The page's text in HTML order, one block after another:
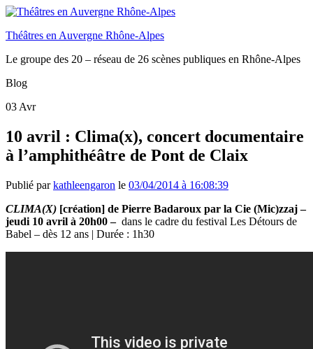
Théâtres en Auvergne Rhône-Alpes
Le groupe des 20 – réseau de 26 scènes publiques en Rhône-Alpes
Blog
03 Avr
10 avril : Clima(x), concert documentaire
à l’amphithéâtre de Pont de Claix
Publié parkathleengaron le 03/04/2014 à 16:08:39
CLIMA(X) [création] de Pierre Badaroux par la Cie (Mic)zzaj –
jeudi 10 avril à 20h00 – dans le cadre du festival Les Détours de
Babel – dès 12 ans | Durée : 1h30